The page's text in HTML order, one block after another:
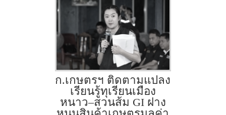
ก.เกษตรฯ ติดตามแปลง
เรียนรู้ทุเรียนเมือง
หนาว–สวนส้ม GI ฝาง